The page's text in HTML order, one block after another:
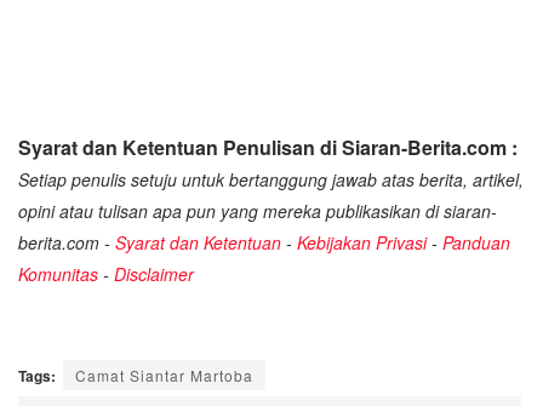
Syarat dan Ketentuan Penulisan di Siaran-Berita.com :
Setiap penulis setuju untuk bertanggung jawab atas berita, artikel,
opini atau tulisan apa pun yang mereka publikasikan di siaran-
berita.com - Syarat dan Ketentuan - Kebijakan Privasi- Panduan
Komunitas - Disclaimer
Tags:
Camat Siantar Martoba